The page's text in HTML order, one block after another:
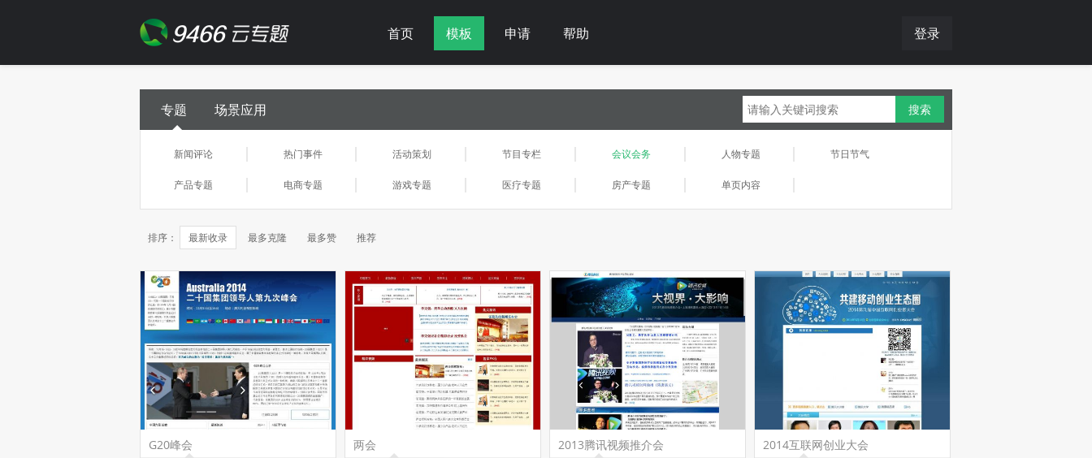
首页 模板 申请 帮助 登录
专题 场景应用
新闻评论 热门事件 活动策划 节目专栏 会议会务 人物专题 节日节气
产品专题 电商专题 游戏专题 医疗专题 房产专题 单页内容
排序： 最新收录 最多克隆 最多赞 推荐
G20峰会 两会 2013腾讯视频推介会 2014互联网创业大会